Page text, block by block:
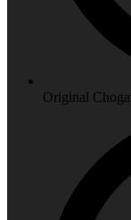
Original